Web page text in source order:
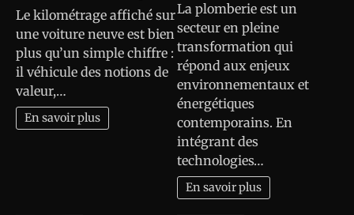
Le kilométrage affiché sur
une voiture neuve est bien
plus qu’un simple chiffre :
il véhicule des notions de
valeur,…
En savoir plus
La plomberie est un
secteur en pleine
transformation qui
répond aux enjeux
environnementaux et
énergétiques
contemporains. En
intégrant des
technologies…
En savoir plus